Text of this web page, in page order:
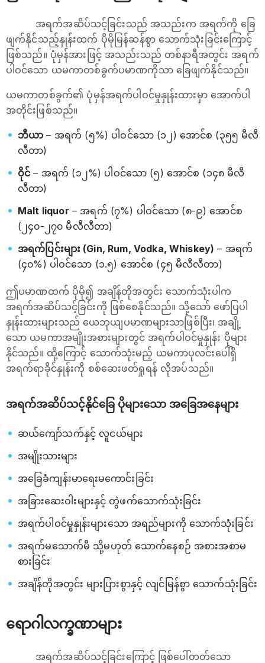
အရက်အဆိပ်သင့်ခြင်းသည် အသည်းက အရက်ကို ခြေ
ဖျက်နိုင်သည့်နှုန်းထက် ပိုမိုမြန်ဆန်စွာ သောက်သုံးခြင်းကြောင့်
ဖြစ်သည်။ ပုံမှန်အားဖြင့် အသည်းသည် တစ်နာရီအတွင်း အရက်
ပါဝင်သော ယမကာတစ်ခွက်ပမာဏကိုသာ ခြေဖျက်နိုင်သည်။
ယမကာတစ်ခွက်၏ ပုံမှန်အရက်ပါဝင်မှုနှုန်းထားမှာ အောက်ပါ
အတိုင်းဖြစ်သည်။
ဘီယာ – အရက် (၅%) ပါဝင်သော (၁၂) အောင်စ (၃၅၅ မီလီ
လီတာ)
ဝိုင် – အရက် (၁၂%) ပါဝင်သော (၅) အောင်စ (၁၄၈ မီလီ
လီတာ)
Malt liquor – အရက် (၇%) ပါဝင်သော (၈-၉) အောင်စ
(၂၄၀-၂၇၀ မီလီလီတာ)
အရက်ပြင်းများ (Gin, Rum, Vodka, Whiskey) – အရက်
(၄၀%) ပါဝင်သော (၁.၅) အောင်စ (၄၅ မီလီလီတာ)
ဤပမာဏထက် ပိုမို၍ အချိန်တိုအတွင်း သောက်သုံးပါက
အရက်အဆိပ်သင့်ခြင်းကို ဖြစ်စေနိုင်သည်။ သို့သော် ဖော်ပြပါ
နှုန်းထားများသည် ယေဘုယျပမာဏများသာဖြစ်ပြီး၊ အချို့
သော ယမကာအမျိုးအစားများတွင် အရက်ပါဝင်မှုနှုန်း ပိုများ
နိုင်သည်။ ထို့ကြောင့် သောက်သုံးမည့် ယမကာပုလင်းပေါ်ရှိ
အရက်ရာခိုင်နှုန်းကို စစ်ဆေးဖတ်ရှုရန် လိုအပ်သည်။
အရက်အဆိပ်သင့်နိုင်ခြေ ပိုများသော အခြေအနေများ
ဆယ်ကျော်သက်နှင့် လူငယ်များ
အမျိုးသားများ
အခြေခံကျန်းမာရေးမကောင်းခြင်း
အခြားဆေးဝါးများနှင့် တွဲဖက်သောက်သုံးခြင်း
အရက်ပါဝင်မှုနှုန်းများသော အရည်များကို သောက်သုံးခြင်း
အရက်မသောက်မီ သို့မဟုတ် သောက်နေစဉ် အစားအစာမ
စားခြင်း
အချိန်တိုအတွင်း များပြားစွာနှင့် လျင်မြန်စွာ သောက်သုံးခြင်း
ရောဂါလက္ခဏာများ
အရက်အဆိပ်သင့်ခြင်းကြောင့် ဖြစ်ပေါ်တတ်သော